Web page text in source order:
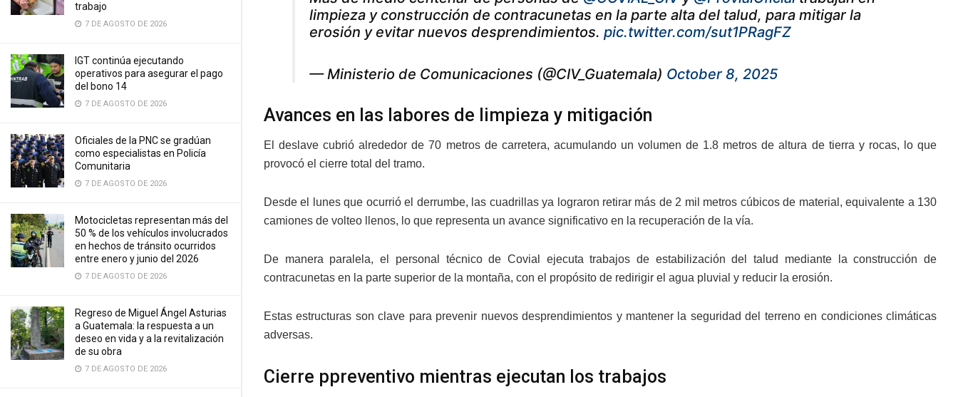
trabajo
7 DE AGOSTO DE 2026
IGT continúa ejecutando
operativos para asegurar el pago
del bono 14
7 DE AGOSTO DE 2026
Oficiales de la PNC se gradúan
como especialistas en Policía
Comunitaria
7 DE AGOSTO DE 2026
Motocicletas representan más del
50 % de los vehículos involucrados
en hechos de tránsito ocurridos
entre enero y junio del 2026
7 DE AGOSTO DE 2026
Regreso de Miguel Ángel Asturias
a Guatemala: la respuesta a un
deseo en vida y a la revitalización
de su obra
7 DE AGOSTO DE 2026
limpieza y construcción de contracunetas en la parte alta del talud, para mitigar la
erosión y evitar nuevos desprendimientos. pic.twitter.com/sut1PRagFZ
— Ministerio de Comunicaciones (@CIV_Guatemala) October 8, 2025
Avances en las labores de limpieza y mitigación
El deslave cubrió alrededor de 70 metros de carretera, acumulando un volumen de 1.8 metros de altura de tierra y rocas, lo que
provocó el cierre total del tramo.
Desde el lunes que ocurrió el derrumbe, las cuadrillas ya lograron retirar más de 2 mil metros cúbicos de material, equivalente a 130
camiones de volteo llenos, lo que representa un avance significativo en la recuperación de la vía.
De manera paralela, el personal técnico de Covial ejecuta trabajos de estabilización del talud mediante la construcción de
contracunetas en la parte superior de la montaña, con el propósito de redirigir el agua pluvial y reducir la erosión.
Estas estructuras son clave para prevenir nuevos desprendimientos y mantener la seguridad del terreno en condiciones climáticas
adversas.
Cierre ppreventivo mientras ejecutan los trabajos